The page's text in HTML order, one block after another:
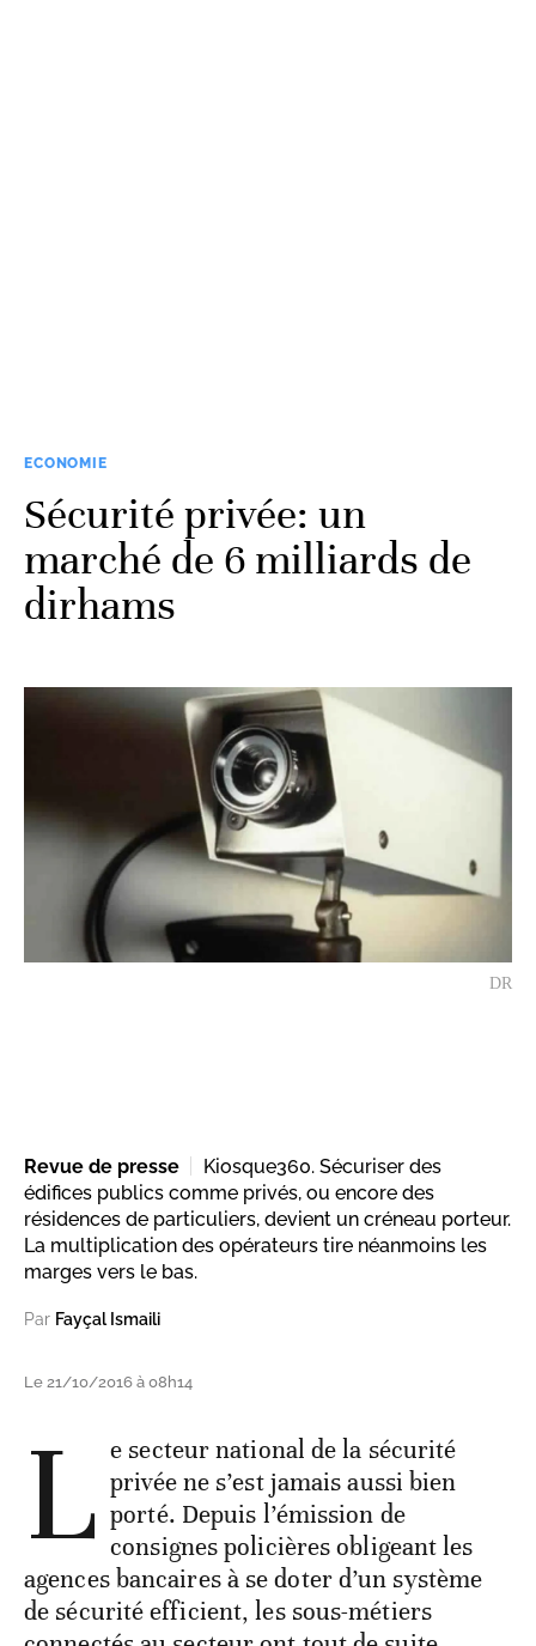
ECONOMIE
Sécurité privée: un
marché de 6 milliards de
dirhams
DR
Revue de presse
Kiosque360. Sécuriser des
édifices publics comme privés, ou encore des
résidences de particuliers, devient un créneau porteur.
La multiplication des opérateurs tire néanmoins les
marges vers le bas.
Par Fayçal Ismaili
Le 21/10/2016 à 08h14
L e secteur national de la sécurité
privée ne s’est jamais aussi bien
porté. Depuis l’émission de
consignes policières obligeant les
agences bancaires à se doter d’un système
de sécurité efficient, les sous-métiers